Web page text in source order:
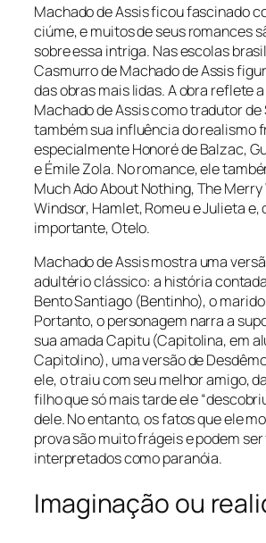
Machado de Assis ficou fascinado
ciúme, e muitos de seus romances
sobre essa intriga. Nas escolas
Casmurro de Machado de Assis
das obras mais lidas. A obra reflete
Machado de Assis como tradutor de
também sua influência do realismo
especialmente Honoré de Balzac,
e Émile Zola. No romance, ele
Much Ado About Nothing, The
Windsor, Hamlet, Romeu e Julieta e,
importante, Otelo.
Machado de Assis mostra uma
adultério clássico: a história
Bento Santiago (Bentinho), o
Portanto, o personagem narra a
sua amada Capitu (Capitolina, em
Capitolino), uma versão de
ele, o traiu com seu melhor amigo,
filho que só mais tarde ele
dele. No entanto, os fatos que ele
prova são muito frágeis e podem
interpretados como paranóia.
Imaginação ou